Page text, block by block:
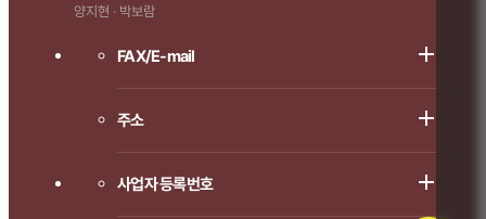
양지현 · 박보람
FAX/E-mail
주소
사업자 등록번호